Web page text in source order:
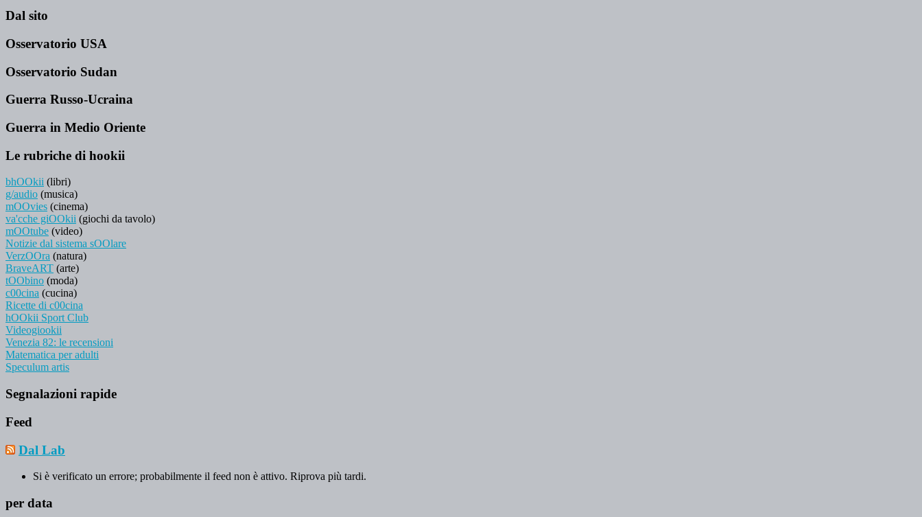
Dal sito
Osservatorio USA
Osservatorio Sudan
Guerra Russo-Ucraina
Guerra in Medio Oriente
Le rubriche di hookii
bhOOkii (libri)
g/audio (musica)
mOOvies (cinema)
va'cche giOOkii (giochi da tavolo)
mOOtube (video)
Notizie dal sistema sOOlare
VerzOOra (natura)
BraveART (arte)
tOObino (moda)
c00cina (cucina)
Ricette di c00cina
hOOkii Sport Club
Videogiookii
Venezia 82: le recensioni
Matematica per adulti
Speculum artis
Segnalazioni rapide
Feed
Dal Lab
Si è verificato un errore; probabilmente il feed non è attivo. Riprova più tardi.
per data